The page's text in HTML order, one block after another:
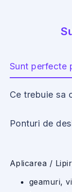
Sunt perfecte
Ce trebuie sa
Ponturi de
Aplicarea /
geamuri,